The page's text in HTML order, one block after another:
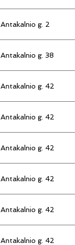
Antakalnio g. 2
Antakalnio g. 38
Antakalnio g. 42
Antakalnio g. 42
Antakalnio g. 42
Antakalnio g. 42
Antakalnio g. 42
Antakalnio g. 42